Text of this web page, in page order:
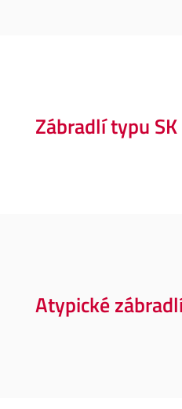
Zábradlí typu SK
Atypické